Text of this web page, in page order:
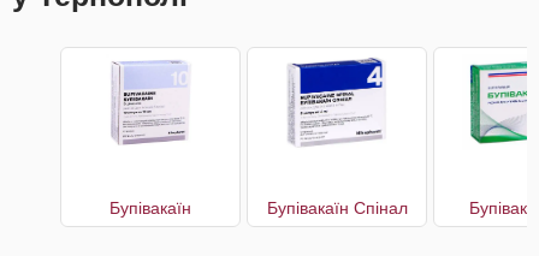
Бупівакаїн Бупівакаїн Спінал